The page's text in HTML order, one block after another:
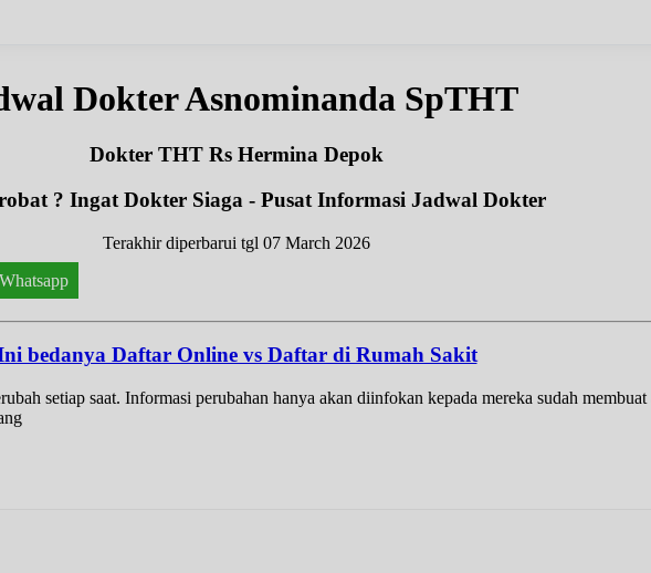
Dokter Asnominanda SpTHT
Dokter THT Rs Hermina Depok
? Ingat Dokter Siaga - Pusat Informasi Jadwal Dokter
Terakhir diperbarui tgl 07 March 2026
Whatsapp
bedanya Daftar Online vs Daftar di Rumah Sakit
setiap saat. Informasi perubahan hanya akan diinfokan kepada mereka sudah